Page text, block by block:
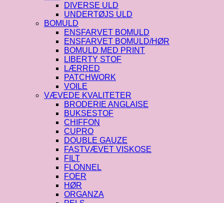
DIVERSE ULD
UNDERTØJS ULD
BOMULD
ENSFARVET BOMULD
ENSFARVET BOMULD/HØR
BOMULD MED PRINT
LIBERTY STOF
LÆRRED
PATCHWORK
VOILE
VÆVEDE KVALITETER
BRODERIE ANGLAISE
BUKSESTOF
CHIFFON
CUPRO
DOUBLE GAUZE
FASTVÆVET VISKOSE
FILT
FLONNEL
FOER
HØR
ORGANZA